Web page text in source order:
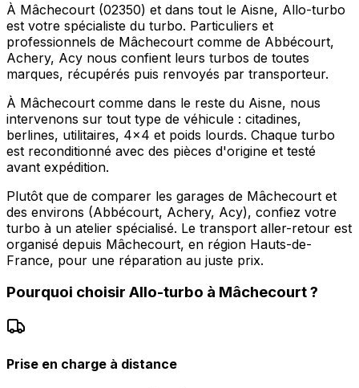
À Mâchecourt (02350) et dans tout le Aisne, Allo-turbo
est votre spécialiste du turbo. Particuliers et
professionnels de Mâchecourt comme de Abbécourt,
Achery, Acy nous confient leurs turbos de toutes
marques, récupérés puis renvoyés par transporteur.
À Mâchecourt comme dans le reste du Aisne, nous
intervenons sur tout type de véhicule : citadines,
berlines, utilitaires, 4x4 et poids lourds. Chaque turbo
est reconditionné avec des pièces d'origine et testé
avant expédition.
Plutôt que de comparer les garages de Mâchecourt et
des environs (Abbécourt, Achery, Acy), confiez votre
turbo à un atelier spécialisé. Le transport aller-retour est
organisé depuis Mâchecourt, en région Hauts-de-
France, pour une réparation au juste prix.
Pourquoi choisir Allo-turbo à Mâchecourt?
Prise en charge à distance